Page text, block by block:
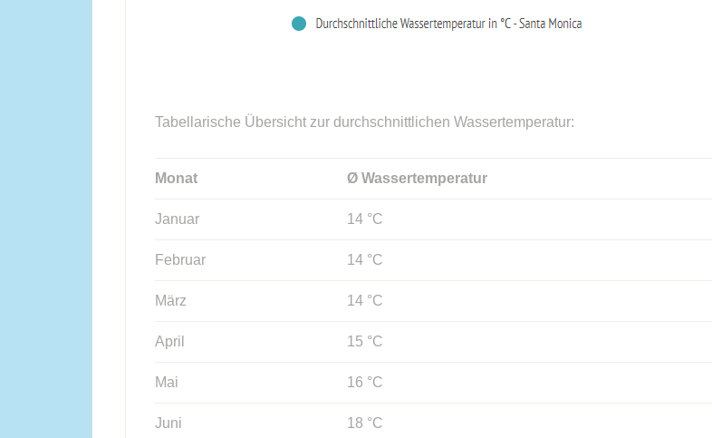
Tabellarische Übersicht zur durchschnittlichen Wassertemperatur:
Monat Ø Wassertemperatur
Januar 14 °C
Februar 14 °C
März 14 °C
April 15 °C
Mai 16 °C
Juni 18 °C